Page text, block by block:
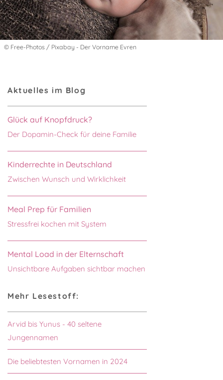
© Free-Photos / Pixabay - Der Vorname Evren
Aktuelles im Blog
Glück auf Knopfdruck?
Der Dopamin-Check für deine Familie
Kinderrechte in Deutschland
Zwischen Wunsch und Wirklichkeit
Meal Prep für Familien
Stressfrei kochen mit System
Mental Load in der Elternschaft
Unsichtbare Aufgaben sichtbar machen
Mehr Lesestoff:
Arvid bis Yunus - 40 seltene
Jungennamen
Die beliebtesten Vornamen in 2024